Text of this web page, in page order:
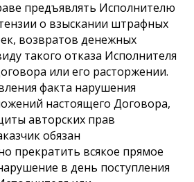
предъявлять Исполнителю
о взыскании штрафных
возвратов денежных
такого отказа Исполнителя
или его расторжении.
факта нарушения
настоящего Договора,
авторских прав
обязан
прекратить всякое прямое
в день поступления